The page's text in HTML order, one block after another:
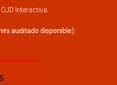
OJD Interactiva.
auditado disponible):